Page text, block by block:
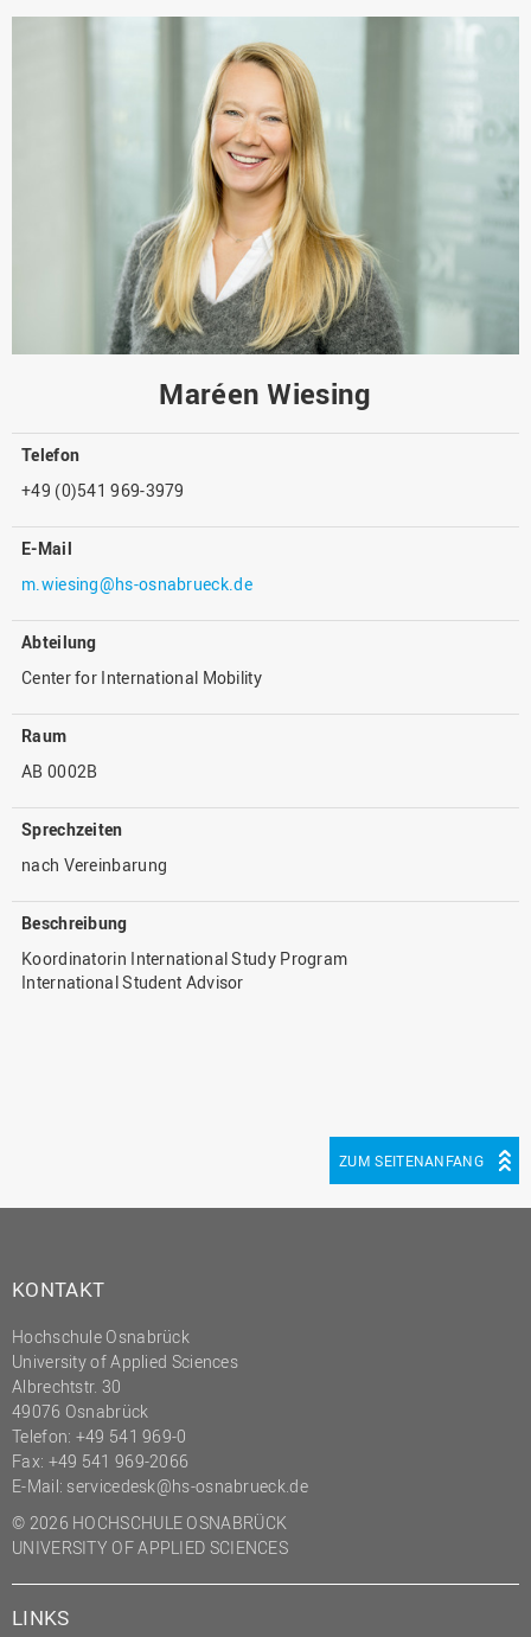
Maréen Wiesing
Telefon
+49 (0)541 969-3979
E-Mail
m.wiesing@hs-osnabrueck.de
Abteilung
Center for International Mobility
Raum
AB 0002B
Sprechzeiten
nach Vereinbarung
Beschreibung
Koordinatorin International Study Program
International Student Advisor
ZUM SEITENANFANG
KONTAKT
Hochschule Osnabrück
University of Applied Sciences
Albrechtstr. 30
49076 Osnabrück
Telefon: +49 541 969-0
Fax: +49 541 969-2066
E-Mail: servicedesk@hs-osnabrueck.de
© 2026 HOCHSCHULE OSNABRÜCK
UNIVERSITY OF APPLIED SCIENCES
LINKS